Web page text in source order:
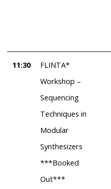
11:30
FLINTA*
Workshop –
Sequencing
Techniques in
Modular
Synthesizers
***Booked
Out***